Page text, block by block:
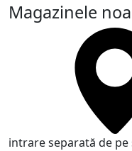
Magazinele
intrare separată de